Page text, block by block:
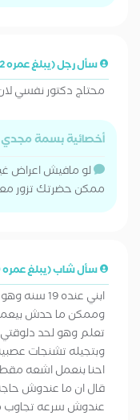
سأل رجل (يبلغ عمره 42 سنة)
محتاج دكتور نفسي
أخصائية بسمة مجدي
لو مافيش اعراض
ممكن حضرتك تزور
سأل شاب (يبلغ عمره 19 سنة)
ابني عنده
وممكن ما حدش
تعلم وهو لحد دلوقتي
وبتجيله تشنجات
احنا بنعمل اشعه
قال ان ما عندوش
عندوش سرعه تجاوب